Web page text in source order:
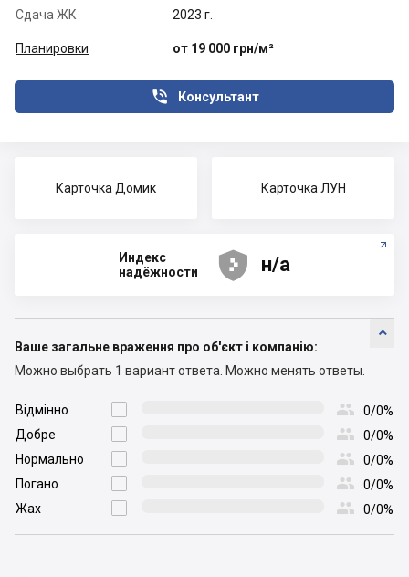
Сдача ЖК 2023 г.
Планировки от 19 000 грн/м²
Консультант

Карточка Домик Карточка ЛУН
Индекс
надёжности




 н/а

Ваше загальне враження про об'єкт і компанію:
Можно выбрать 1 вариант ответа. Можно менять ответы.

Відмінно  0/0%

Добре  0/0%

Нормально  0/0%

Погано  0/0%

Жах  0/0%